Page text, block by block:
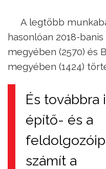
A legtöbb
hasonlóan 2018-
megyében (2570) és
megyében (1424)
És továbbra
építő- és a
számít a